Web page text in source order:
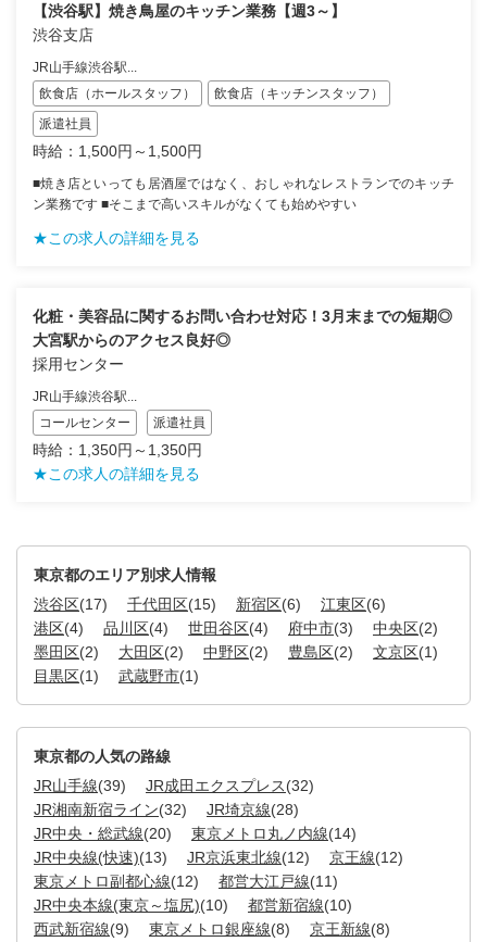
【渋谷駅】焼き鳥屋のキッチン業務【週3～】
渋谷支店
JR山手線渋谷駅...
飲食店（ホールスタッフ）
飲食店（キッチンスタッフ）
派遣社員
時給：1,500円～1,500円
■焼き店といっても居酒屋ではなく、おしゃれなレストランでのキッチ
ン業務です ■そこまで高いスキルがなくても始めやすい
★この求人の詳細を見る
化粧・美容品に関するお問い合わせ対応！3月末までの短期◎
大宮駅からのアクセス良好◎
採用センター
JR山手線渋谷駅...
コールセンター
派遣社員
時給：1,350円～1,350円
★この求人の詳細を見る
東京都のエリア別求人情報
渋谷区(17) 千代田区(15) 新宿区(6) 江東区(6)
港区(4) 品川区(4) 世田谷区(4) 府中市(3) 中央区(2)
墨田区(2) 大田区(2) 中野区(2) 豊島区(2) 文京区(1)
目黒区(1) 武蔵野市(1)
東京都の人気の路線
JR山手線(39) JR成田エクスプレス(32)
JR湘南新宿ライン(32) JR埼京線(28)
JR中央・総武線(20) 東京メトロ丸ノ内線(14)
JR中央線(快速)(13) JR京浜東北線(12) 京王線(12)
東京メトロ副都心線(12) 都営大江戸線(11)
JR中央本線(東京～塩尻)(10) 都営新宿線(10)
西武新宿線(9) 東京メトロ銀座線(8) 京王新線(8)